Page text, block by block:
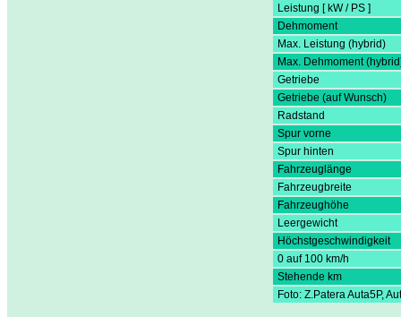
Leistung [ kW / PS ]
Dehmoment
Max. Leistung (hybrid)
Max. Dehmoment
Getriebe
Getriebe (auf Wunsch)
Radstand
Spur vorne
Spur hinten
Fahrzeuglänge
Fahrzeugbreite
Fahrzeughöhe
Leergewicht
Höchstgeschwindigkeit
0 auf 100 km/h
Stehende km
Foto: Z.Patera Auta5P,